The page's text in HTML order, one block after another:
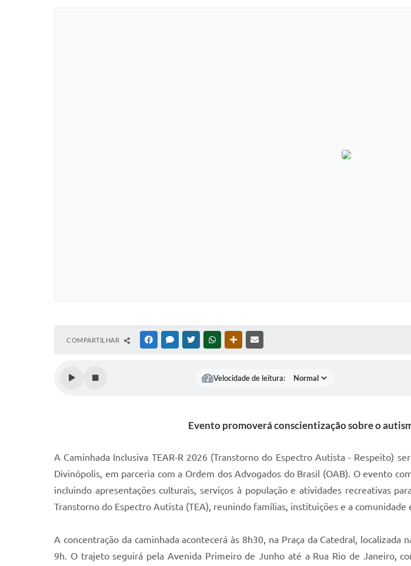
COMPARTILHAR FACEBOOKMESSENGER
TWITTERWHATSAPPOUTRAS MÍDIAS
Velocidade de leitura:
Evento promoverá conscientização sobre o
A Caminhada Inclusiva TEAR-R 2026 (Transtorno do Espectro Autista - Respeito)
Divinópolis, em parceria com a Ordem dos Advogados do Brasil (OAB). O evento
incluindo apresentações culturais, serviços à população e atividades recreativas
Transtorno do Espectro Autista (TEA), reunindo famílias, instituições e a comunidade
A concentração da caminhada acontecerá às 8h30, na Praça da Catedral,
9h. O trajeto seguirá pela Avenida Primeiro de Junho até a Rua Rio de Janeiro,